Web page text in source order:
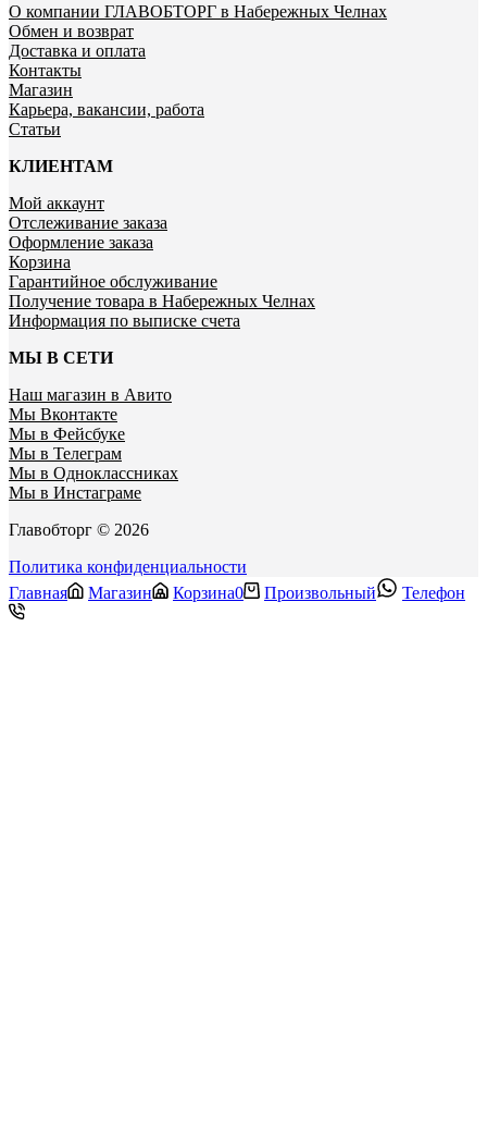
О компании ГЛАВОБТОРГ в Набережных Челнах
Обмен и возврат
Доставка и оплата
Контакты
Магазин
Карьера, вакансии, работа
Статьи
КЛИЕНТАМ
Мой аккаунт
Отслеживание заказа
Оформление заказа
Корзина
Гарантийное обслуживание
Получение товара в Набережных Челнах
Информация по выписке счета
МЫ В СЕТИ
Наш магазин в Авито
Мы Вконтакте
Мы в Фейсбуке
Мы в Телеграм
Мы в Одноклассниках
Мы в Инстаграме
Главобторг © 2026
Политика конфиденциальности
Главная
Магазин Корзина0 Произвольный Телефон